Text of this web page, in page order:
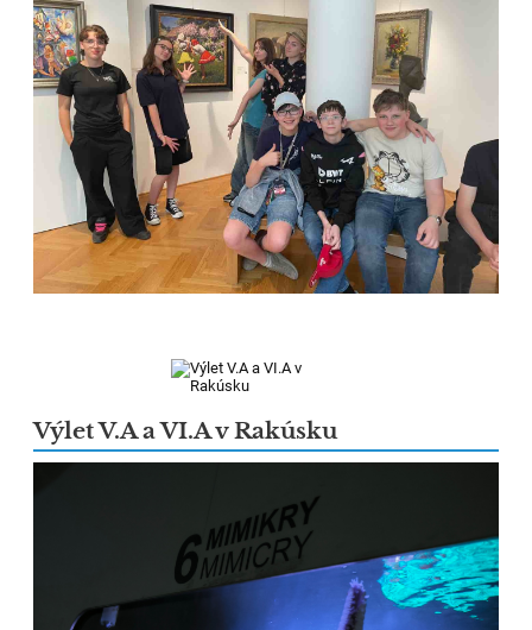
Výlet V.A a VI.A v Rakúsku